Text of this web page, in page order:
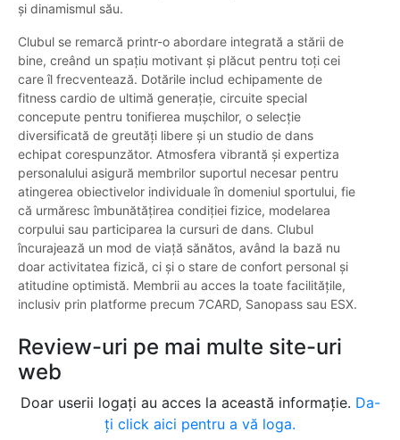
și dinamismul său.
Clubul se remarcă printr-o abordare integrată a stării de
bine, creând un spațiu motivant și plăcut pentru toți cei
care îl frecventează. Dotările includ echipamente de
fitness cardio de ultimă generație, circuite special
concepute pentru tonifierea mușchilor, o selecție
diversificată de greutăți libere și un studio de dans
echipat corespunzător. Atmosfera vibrantă și expertiza
personalului asigură membrilor suportul necesar pentru
atingerea obiectivelor individuale în domeniul sportului, fie
că urmăresc îmbunătățirea condiției fizice, modelarea
corpului sau participarea la cursuri de dans. Clubul
încurajează un mod de viață sănătos, având la bază nu
doar activitatea fizică, ci și o stare de confort personal și
atitudine optimistă. Membrii au acces la toate facilitățile,
inclusiv prin platforme precum 7CARD, Sanopass sau ESX.
Review-uri pe mai multe site-uri
web
Doar userii logați au acces la această informație. Da-
ți click aici pentru a vă loga.